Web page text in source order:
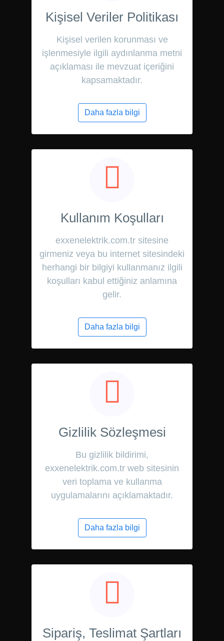
Kişisel Veriler Politikası
Kişisel verilen korunması ve
işlenmesiyle ilgili aydınlanma metni
açıklaması ile mevzuat içeriğini
kapsamaktadır.
Daha fazla bilgi
Kullanım Koşulları
exxenelektrik.com.tr sitesine
girmeniz veya bu internet sitesindeki
herhangi bir bilgiyi kullanmanız ilgili
koşulları kabul ettiğiniz anlamına
gelir.
Daha fazla bilgi
Gizlilik Sözleşmesi
Bu gizlilik bildirimi,
exxenelektrik.com.tr web sitesinin
veri toplama ve kullanma
uygulamalarını açıklamaktadır.
Daha fazla bilgi
Sipariş, Teslimat Şartları